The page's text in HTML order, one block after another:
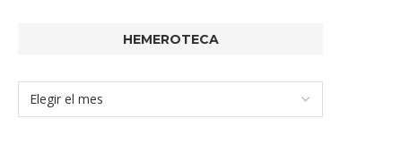
HEMEROTECA